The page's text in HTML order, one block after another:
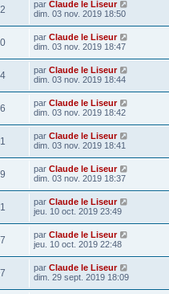
par Claude le Liseur
dim. 03 nov. 2019 18:50
par Claude le Liseur
dim. 03 nov. 2019 18:47
par Claude le Liseur
dim. 03 nov. 2019 18:44
par Claude le Liseur
dim. 03 nov. 2019 18:42
par Claude le Liseur
dim. 03 nov. 2019 18:41
par Claude le Liseur
dim. 03 nov. 2019 18:37
par Claude le Liseur
jeu. 10 oct. 2019 23:49
par Claude le Liseur
jeu. 10 oct. 2019 22:48
par Claude le Liseur
dim. 29 sept. 2019 18:09